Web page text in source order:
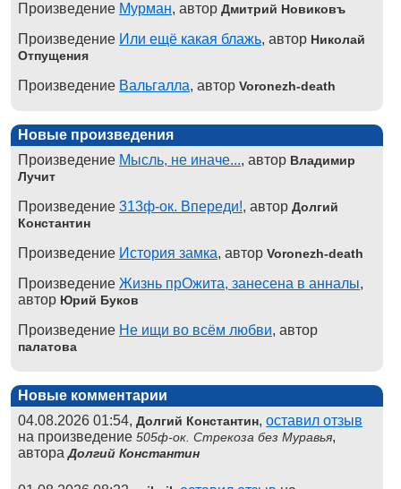
Произведение Мурман, автор Дмитрий Новиковъ
Произведение Или ещё какая блажь, автор Николай
Отпущения
Произведение Вальгалла, автор Voronezh-death
Новые произведения
Произведение Мысль, не иначе..., автор Владимир
Лучит
Произведение 313ф-ок. Впереди!, автор Долгий
Константин
Произведение История замка, автор Voronezh-death
Произведение Жизнь прОжита, занесена в анналы,
автор Юрий Буков
Произведение Не ищи во всём любви, автор
палатова
Новые комментарии
04.08.2026 01:54, Долгий Константин, оставил отзыв
на произведение 505ф-ок. Стрекоза без Муравья,
автораДолгий Константин